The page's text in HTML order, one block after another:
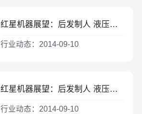
红星机器展望：后发制人 液压破碎锤行业在我国前景可观（二）
行业动态：2014-09-10
红星机器展望：后发制人 液压破碎锤行业在我国前景可观（一）
行业动态：2014-09-10